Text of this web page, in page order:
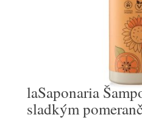
laSaponaria
sladkým